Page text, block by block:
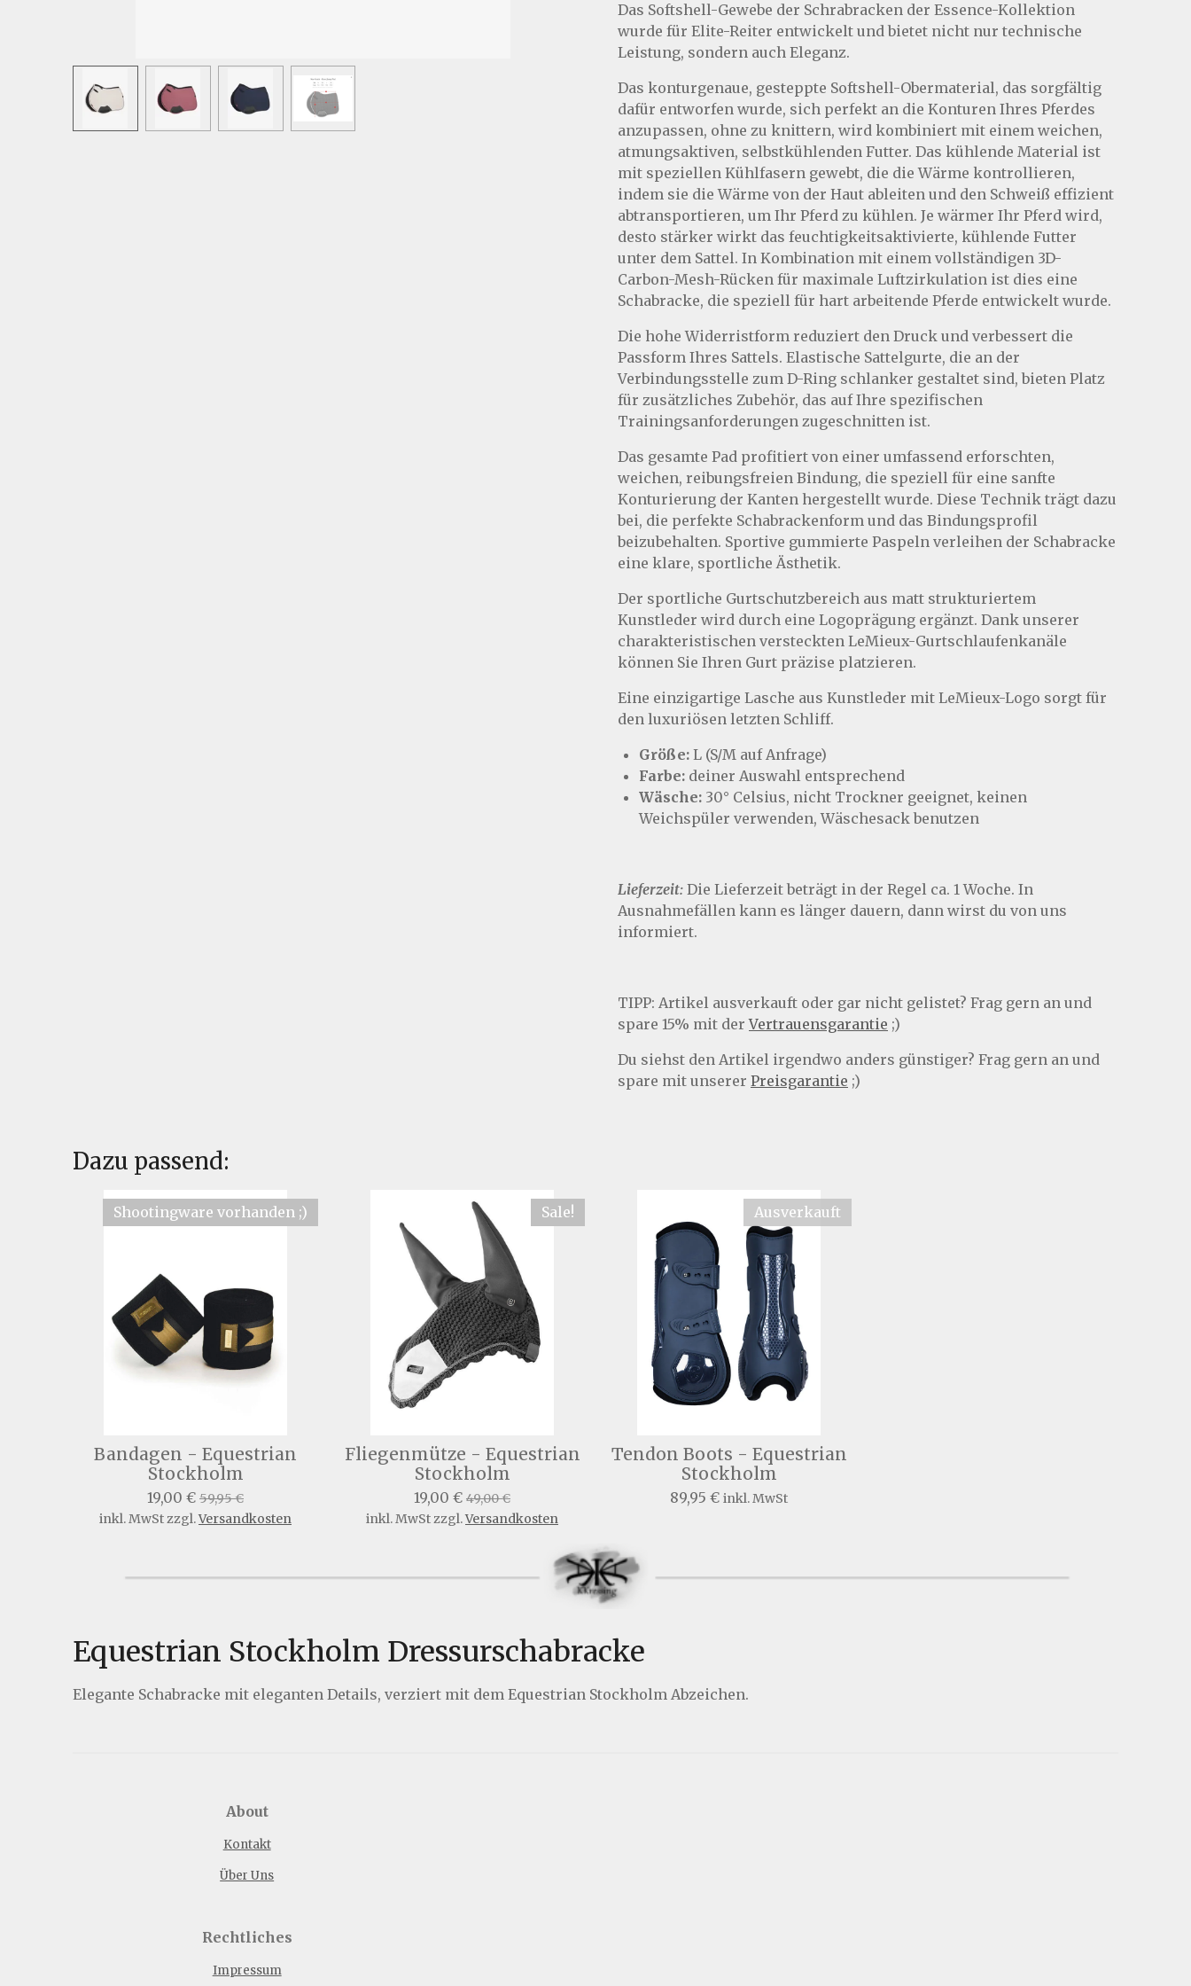
Das Softshell-Gewebe der Schrabracken der Essence-Kollektion
wurde für Elite-Reiter entwickelt und bietet nicht nur technische
Leistung, sondern auch Eleganz.
Das konturgenaue, gesteppte Softshell-Obermaterial, das sorgfältig
dafür entworfen wurde, sich perfekt an die Konturen Ihres Pferdes
anzupassen, ohne zu knittern, wird kombiniert mit einem weichen,
atmungsaktiven, selbstkühlenden Futter. Das kühlende Material ist
mit speziellen Kühlfasern gewebt, die die Wärme kontrollieren,
indem sie die Wärme von der Haut ableiten und den Schweiß effizient
abtransportieren, um Ihr Pferd zu kühlen. Je wärmer Ihr Pferd wird,
desto stärker wirkt das feuchtigkeitsaktivierte, kühlende Futter
unter dem Sattel. In Kombination mit einem vollständigen 3D-
Carbon-Mesh-Rücken für maximale Luftzirkulation ist dies eine
Schabracke, die speziell für hart arbeitende Pferde entwickelt wurde.
Die hohe Widerristform reduziert den Druck und verbessert die
Passform Ihres Sattels. Elastische Sattelgurte, die an der
Verbindungsstelle zum D-Ring schlanker gestaltet sind, bieten Platz
für zusätzliches Zubehör, das auf Ihre spezifischen
Trainingsanforderungen zugeschnitten ist.
Das gesamte Pad profitiert von einer umfassend erforschten,
weichen, reibungsfreien Bindung, die speziell für eine sanfte
Konturierung der Kanten hergestellt wurde. Diese Technik trägt dazu
bei, die perfekte Schabrackenform und das Bindungsprofil
beizubehalten. Sportive gummierte Paspeln verleihen der Schabracke
eine klare, sportliche Ästhetik.
Der sportliche Gurtschutzbereich aus matt strukturiertem
Kunstleder wird durch eine Logoprägung ergänzt. Dank unserer
charakteristischen versteckten LeMieux-Gurtschlaufenkanäle
können Sie Ihren Gurt präzise platzieren.
Eine einzigartige Lasche aus Kunstleder mit LeMieux-Logo sorgt für
den luxuriösen letzten Schliff.
Größe: L (S/M auf Anfrage)
Farbe: deiner Auswahl entsprechend
Wäsche: 30° Celsius, nicht Trockner geeignet, keinen
Weichspüler verwenden, Wäschesack benutzen
Lieferzeit: Die Lieferzeit beträgt in der Regel ca. 1 Woche. In
Ausnahmefällen kann es länger dauern, dann wirst du von uns
informiert.
TIPP: Artikel ausverkauft oder gar nicht gelistet? Frag gern an und
spare 15% mit derVertrauensgarantie ;)
Du siehst den Artikel irgendwo anders günstiger? Frag gern an und
spare mit unserer Preisgarantie ;)
Dazu passend:
Shootingware vorhanden ;)
Bandagen - Equestrian
Stockholm
19,00 € 59,95 €
inkl. MwSt zzgl.Versandkosten
Sale!
Fliegenmütze - Equestrian
Stockholm
19,00 € 49,00 €
inkl. MwSt zzgl.Versandkosten
Ausverkauft
Tendon Boots - Equestrian
Stockholm
89,95 € inkl. MwSt
Equestrian Stockholm Dressurschabracke
Elegante Schabracke mit eleganten Details, verziert mit dem Equestrian Stockholm Abzeichen.
About
Kontakt
Über Uns
Rechtliches
Impressum